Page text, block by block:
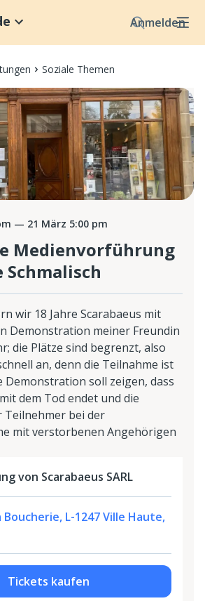
Anmelden
Soziale Themen
— 21 März 5:00 pm
Medienvorführung
Schmalisch
wir 18 Jahre Scarabaeus mit
Demonstration meiner Freundin
die Plätze sind begrenzt, also
an, denn die Teilnahme ist
Demonstration soll zeigen, dass
dem Tod endet und die
Teilnehmer bei der
mit verstorbenen Angehörigen
von Scarabaeus SARL
Boucherie, L-1247 Ville Haute,
Tickets kaufen